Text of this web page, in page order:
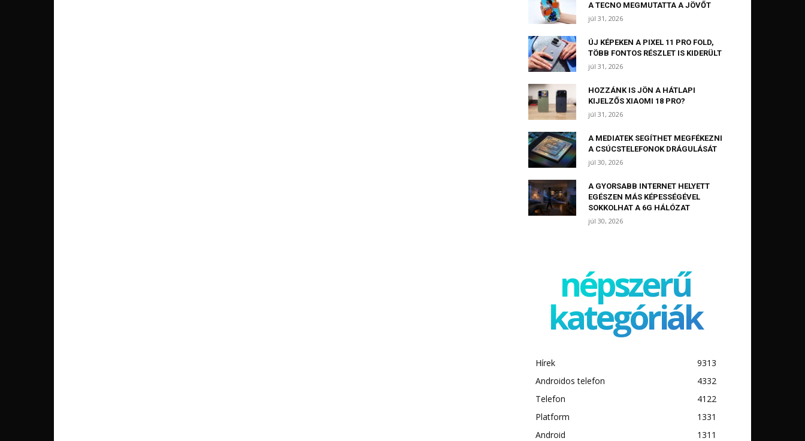
A TECNO MEGMUTATTA A JÖVŐT
júl 31, 2026
ÚJ KÉPEKEN A PIXEL 11 PRO FOLD,
TÖBB FONTOS RÉSZLET IS KIDERÜLT
júl 31, 2026
HOZZÁNK IS JÖN A HÁTLAPI
KIJELZŐS XIAOMI 18 PRO?
júl 31, 2026
A MEDIATEK SEGÍTHET MEGFÉKEZNI
A CSÚCSTELEFONOK DRÁGULÁSÁT
júl 30, 2026
A GYORSABB INTERNET HELYETT
EGÉSZEN MÁS KÉPESSÉGÉVEL
SOKKOLHAT A 6G HÁLÓZAT
júl 30, 2026
népszerű
kategóriák
Hírek
9313
Androidos telefon
4332
Telefon
4122
Platform
1331
Android
1311